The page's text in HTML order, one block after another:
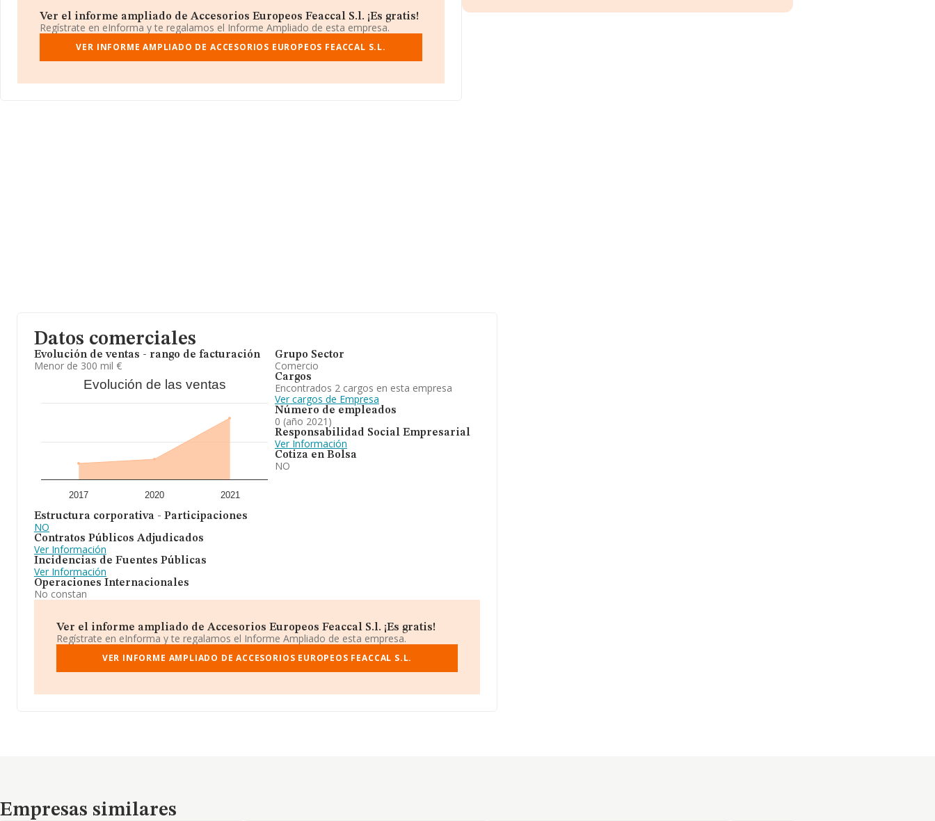
En relación con el sector y disponiendo de los datos de hasta 4.594 empresas, a nivel nacional
la facturación asciende a 9.357 millones de euros y el promedio de la facturación de ventas
entre todas las compañías asciende a los 2 millones de euros. Respecto a la información de la
provincia (hablamos de Murcia), en la base de datos de INFORMA aparecen 162 empresas,
información relativa a las compañías, los empleados de media son 7. La media de antigüedad
Ver el informe ampliado de Accesorios Europeos Feaccal S.l. ¡Es gratis!
Regístrate en eInforma y te regalamos el Informe Ampliado de esta empresa.
VER INFORME AMPLIADO DE ACCESORIOS EUROPEOS FEACCAL S.L.
Datos comerciales
Evolución de ventas - rango de facturación
Menor de 300 mil €
Evolución de las ventas
2017 2020 2021
Estructura corporativa - Participaciones
NO
Contratos Públicos Adjudicados
Ver Información
Incidencias de Fuentes Públicas
Ver Información
Operaciones Internacionales
No constan
Grupo Sector
Comercio
Cargos
Encontrados 2 cargos en esta empresa
Ver cargos de Empresa
Número de empleados
0 (año 2021)
Responsabilidad Social Empresarial
Ver Información
Cotiza en Bolsa
NO
Ver el informe ampliado de Accesorios Europeos Feaccal S.l. ¡Es gratis!
Regístrate en eInforma y te regalamos el Informe Ampliado de esta empresa.
VER INFORME AMPLIADO DE ACCESORIOS EUROPEOS FEACCAL S.L.
Empresas similares
Empresas similares